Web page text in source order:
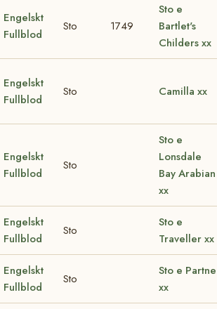
Engelskt
Fullblod
Sto 1749
Sto e
Bartlet's
Childers xx
Engelskt
Fullblod
Sto Camilla xx
Engelskt
Fullblod
Sto
Sto e
Lonsdale
Bay Arabian
xx
Engelskt
Fullblod
Sto
Sto e
Traveller xx
Engelskt
Fullblod
Sto
Sto e
xx